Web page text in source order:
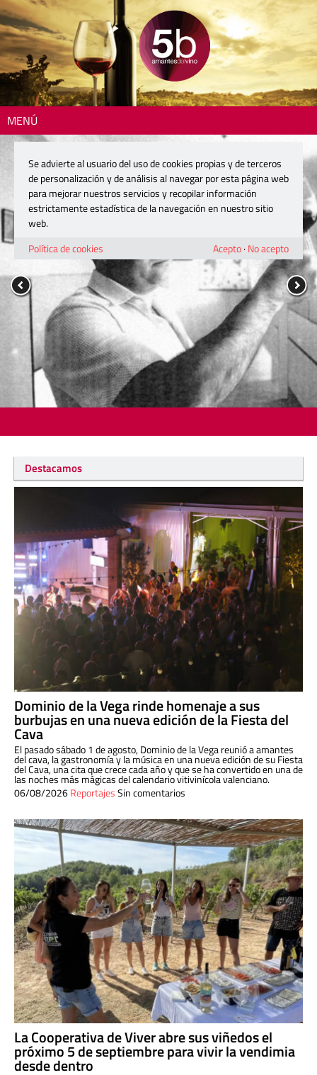
MENÚ
Destacamos
Dominio de la Vega rinde homenaje a sus
burbujas en una nueva edición de la Fiesta del
Cava
El pasado sábado 1 de agosto, Dominio de la Vega reunió a amantes
del cava, la gastronomía y la música en una nueva edición de su Fiesta
del Cava, una cita que crece cada año y que se ha convertido en una de
las noches más mágicas del calendario vitivinícola valenciano.
06/08/2026ReportajesSin comentarios
La Cooperativa de Viver abre sus viñedos el
próximo 5 de septiembre para vivir la vendimia
desde dentro
Se advierte al usuario del uso de cookies propias y de terceros
de personalización y de análisis al navegar por esta página web
para mejorar nuestros servicios y recopilar información
estrictamente estadística de la navegación en nuestro sitio
web.
Política de cookies
Acepto· No acepto